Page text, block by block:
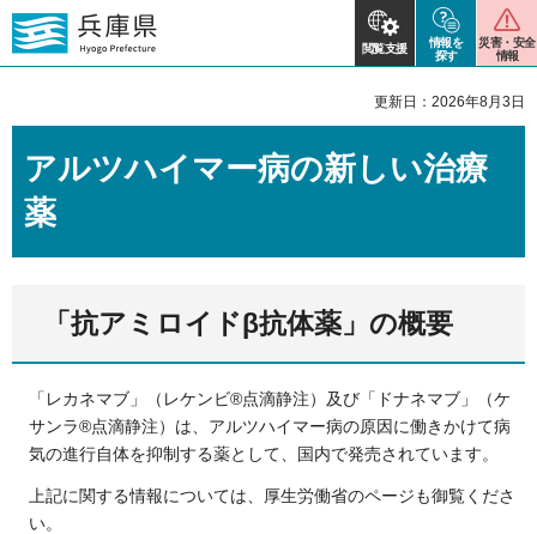
閲覧支援
情報を
探す
災害・安全
情報
更新日：2026年8月3日
アルツハイマー病の新しい治療
薬
「抗アミロイドβ抗体薬」の概要
「レカネマブ」（レケンビ®点滴静注）及び「ドナネマブ」（ケ
サンラ®点滴静注）は、アルツハイマー病の原因に働きかけて病
気の進行自体を抑制する薬として、国内で発売されています。
上記に関する情報については、厚生労働省のページも御覧くださ
い。